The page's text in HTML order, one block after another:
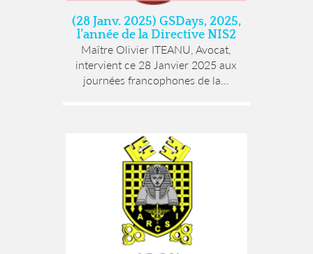
(28 Janv. 2025) GSDays, 2025,
l’année de la Directive NIS2
Maître Olivier ITEANU, Avocat,
intervient ce 28 Janvier 2025 aux
journées francophones de la...